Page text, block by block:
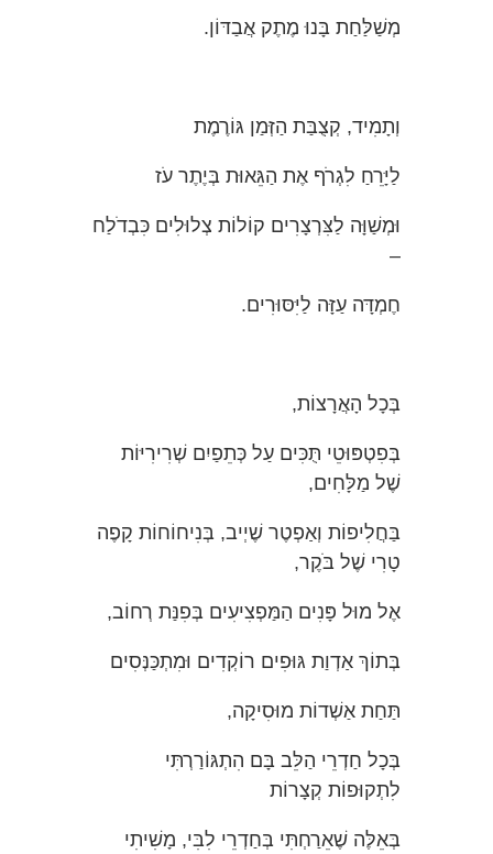
מְשַׁלַּחַת בָּנוּ מֶתֶק אֲבַדּוֹן.
וְתָמִיד, קְצֻבַּת הַזְּמַן גּוֹרֶמֶת
לַיָּרֵחַ לִגְרֹף אֶת הַגֵּאוּת בְּיֶתֶר עֹז
וּמְשַׁוָּה לַצִּרְצָרִים קוֹלוֹת צְלוּלִים כִּבְדֹלַח
–
חֶמְדָּה עַזָּה לַיִּסּוּרִים.
בְּכָל הָאֲרָצוֹת,
בְּפִטְפּוּטֵי תֻּכִּים עַל כְּתֵפַיִם שְׁרִירִיּוֹת
שֶׁל מַלָּחִים,
בַּחֲלִיפוֹת וְאַפְטֶר שֶׁיְיב, בְּנִיחוֹחוֹת קָפֶה
טָרִי שֶׁל בֹּקֶר,
אֶל מוּל פָּנִים הַמַּפְצִיעִים בְּפִנַּת רְחוֹב,
בְּתוֹךְ אַדְוַת גּוּפִים רוֹקְדִים וּמִתְכַּנְּסִים
תַּחַת אַשְׁדוֹת מוּסִיקָה,
בְּכָל חַדְרֵי הַלֵּב בָּם הִתְגּוֹרַרְתִּי
לִתְקוּפוֹת קְצָרוֹת
בְּאֵלֶּה שֶׁאֵרַחְתִּי בְּחַדְרֵי לִבִּי, מָשִׁיתִי